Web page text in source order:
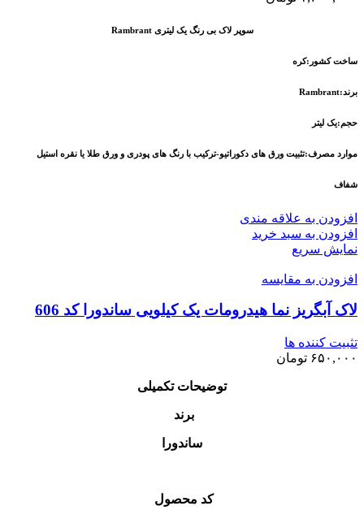
سوپر لاک بی رنگ یک لیتری Rambrant
ساخت کشور:کره
برند:Rambrant
حجم:یک لیتر
موارد مصرف:تثبیت ورق های دکوراتیو-ترکیب با رنگ های پودری و ورق طلا یا نقره استیل
شفاف
افزودن به علاقه مندی
افزودن به سبد خرید
نمایش سریع
افزودن به مقایسه
لاک آبگریز نما هیدرومات یک کیلویی ساندورا کد 606
تثبیت کننده ها
۶۵۰,۰۰۰ تومان
توضیحات تکمیلی
برند
ساندورا
کد محصول